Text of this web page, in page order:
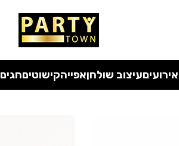
כל המוצרים ללא מע"מעד סוף החודש
אירועיםעיצוב שולחןאפייהקישוטיםחגים